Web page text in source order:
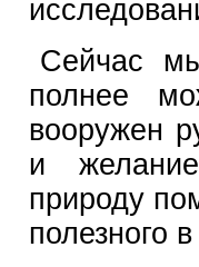
Сейчас
полнее
вооружен
и
природу
полезного